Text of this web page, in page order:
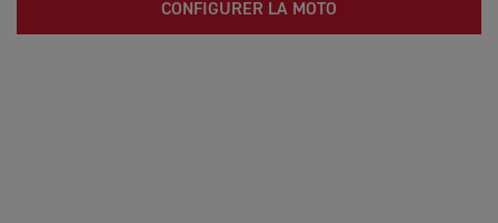
CONFIGURER LA MOTO